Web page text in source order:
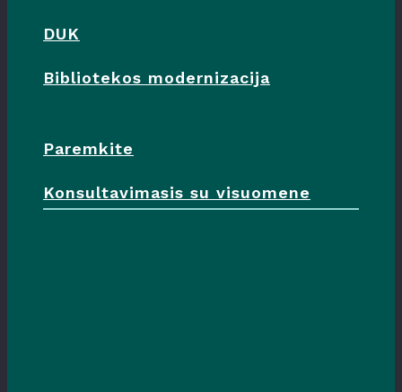
DUK
Bibliotekos modernizacija
Paremkite
Konsultavimasis su visuomene